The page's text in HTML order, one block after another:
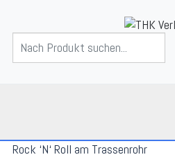
Rock ‘N‘ Roll am Trassenrohr